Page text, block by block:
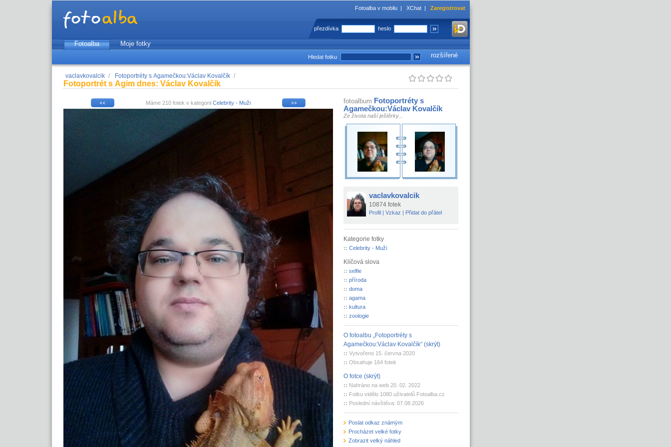
Fotoalba v mobilu | XChat | Zaregistrovat
přezdívka heslo
Fotoalba
Moje fotky
rozšířené
Hledat fotku
vaclavkovalcik / Fotoportréty s Agamečkou:Václav Kovalčík /
Fotoportrét s Agim dnes: Václav Kovalčík
Máme 210 fotek v kategorii Celebrity - Muži fotoalbum Fotoportréty s
Agamečkou:Václav Kovalčík
Ze života naší ještěrky...
vaclavkovalcik
10874 fotek
Profil| Vzkaz | Přidat do přátel
Kategorie fotky
:: Celebrity - Muži
Klíčová slova
:: selfie
:: příroda
:: doma
:: agama
:: kultura
:: zoologie
O fotoalbu „Fotoportréty s
Agamečkou:Václav Kovalčík“ (skrýt)
:: Vytvořeno 15. června 2020
:: Obsahuje 164 fotek
O fotce (skrýt)
:: Nahráno na web 20. 02. 2022
:: Fotku vidělo 1080 uživatelů Fotoalba.cz
:: Poslední návštěva: 07.08.2026
Poslat odkaz známým
Procházet velké fotky
Zobrazit velký náhled